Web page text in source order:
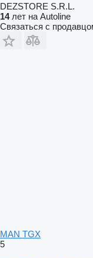
DEZSTORE S.R.L.
14лет на Autoline
Связаться с
MAN TGX
5